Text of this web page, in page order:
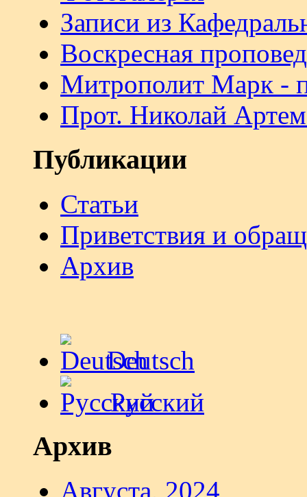
Записи из
Воскресная
Митрополит Марк -
Прот. Николай
Публикации
Статьи
Приветствия и
Архив
Deutsch
Русский
Архив
Августа, 2024